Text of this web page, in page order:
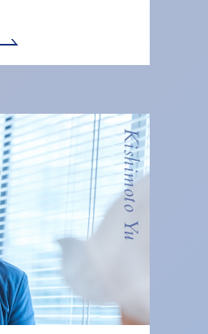
Kishimoto Yu